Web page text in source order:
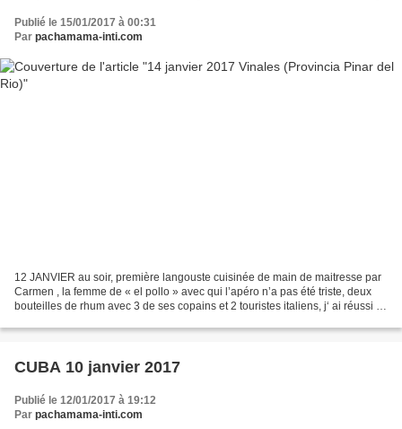
Publié le 15/01/2017 à 00:31
Par pachamama-inti.com
12 JANVIER au soir, première langouste cuisinée de main de maitresse par
Carmen , la femme de « el pollo » avec qui l’apéro n’a pas été triste, deux
bouteilles de rhum avec 3 de ses copains et 2 touristes italiens, j‘ ai réussi a
CUBA 10 janvier 2017
Publié le 12/01/2017 à 19:12
Par pachamama-inti.com